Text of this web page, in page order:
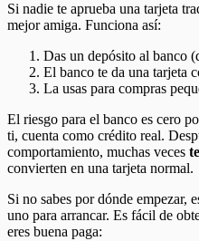
Si nadie te aprueba una tarjeta
mejor amiga. Funciona así:
Das un depósito al banco
El banco te da una tarjeta
La usas para compras
El riesgo para el banco es cero
ti, cuenta como crédito real.
comportamiento, muchas veces
convierten en una tarjeta normal.
Si no sabes por dónde empezar,
uno para arrancar. Es fácil de
eres buena paga: